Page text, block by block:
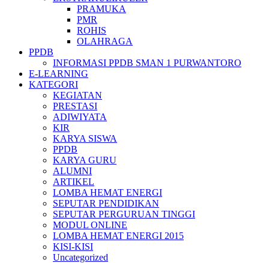
PRAMUKA
PMR
ROHIS
OLAHRAGA
PPDB
INFORMASI PPDB SMAN 1 PURWANTORO
E-LEARNING
KATEGORI
KEGIATAN
PRESTASI
ADIWIYATA
KIR
KARYA SISWA
PPDB
KARYA GURU
ALUMNI
ARTIKEL
LOMBA HEMAT ENERGI
SEPUTAR PENDIDIKAN
SEPUTAR PERGURUAN TINGGI
MODUL ONLINE
LOMBA HEMAT ENERGI 2015
KISI-KISI
Uncategorized